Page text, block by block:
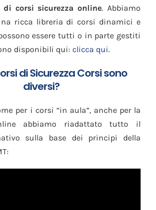
di corsi sicurezza online. Abbiamo
ricca libreria di corsi dinamici e
essere tutti o in parte gestiti
disponibili qui: clicca qui.
di Sicurezza Corsi sono
diversi?
per i corsi “in aula”, anche per la
abbiamo riadattato tutto il
sulla base dei principi della